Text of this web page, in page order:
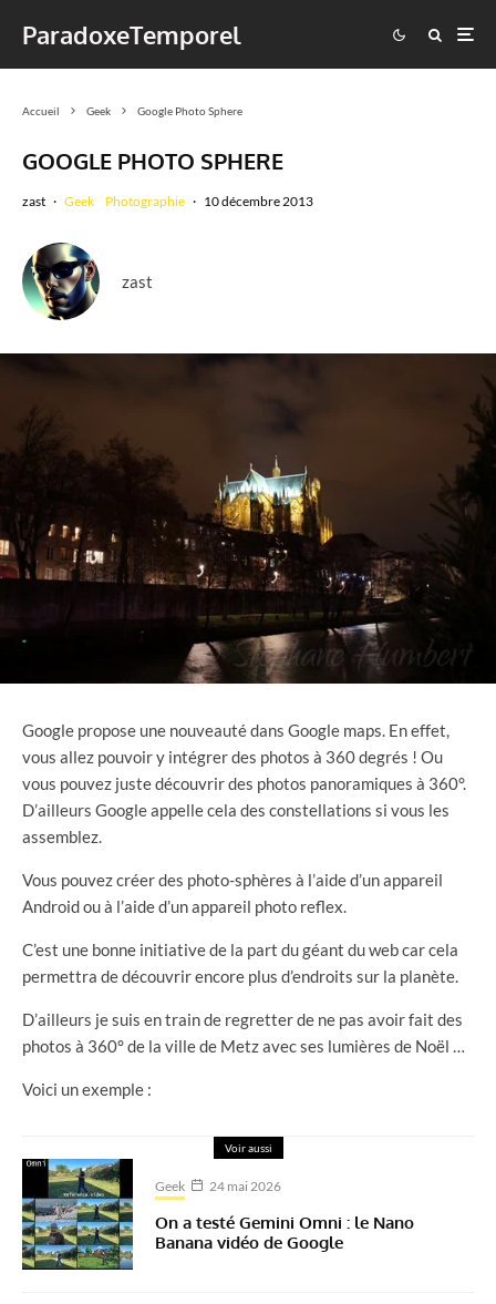
ParadoxeTemporel
Accueil Geek Google Photo Sphere
GOOGLE PHOTO SPHERE
zast · Geek Photographie · 10 décembre 2013
zast
Google propose une nouveauté dans Google maps. En effet,
vous allez pouvoir y intégrer des photos à 360 degrés ! Ou
vous pouvez juste découvrir des photos panoramiques à 360°.
D’ailleurs Google appelle cela des constellations si vous les
assemblez.
Vous pouvez créer des photo-sphères à l’aide d’un appareil
Android ou à l’aide d’un appareil photo reflex.
C’est une bonne initiative de la part du géant du web car cela
permettra de découvrir encore plus d’endroits sur la planète.
D’ailleurs je suis en train de regretter de ne pas avoir fait des
photos à 360° de la ville de Metz avec ses lumières de Noël …
Voici un exemple :
Voir aussi
Geek 24 mai 2026
On a testé Gemini Omni : le Nano
Banana vidéo de Google